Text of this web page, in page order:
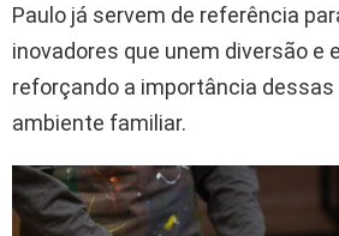
Paulo já servem de referência
inovadores que unem diversão e
reforçando a importância
ambiente familiar.